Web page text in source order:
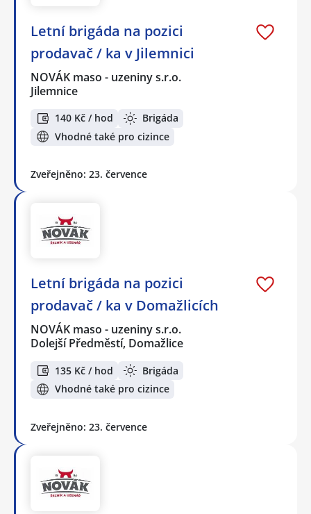
Letní brigáda na pozici
prodavač / ka v Jilemnici
NOVÁK maso - uzeniny s.r.o.
Jilemnice
140 Kč / hod
Brigáda
Vhodné také pro cizince
Zveřejněno: 23. července
Letní brigáda na pozici
prodavač / ka v Domažlicích
NOVÁK maso - uzeniny s.r.o.
Dolejší Předměstí, Domažlice
135 Kč / hod
Brigáda
Vhodné také pro cizince
Zveřejněno: 23. července